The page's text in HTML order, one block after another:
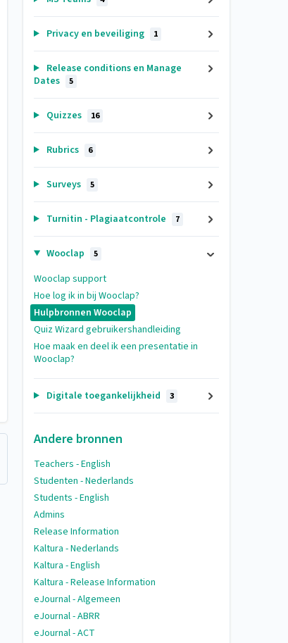
Privacy en beveiliging 1
Release conditions en Manage
Dates
5
Quizzes 16
Rubrics 6
Surveys 5
Turnitin - Plagiaatcontrole 7
Wooclap 5
Wooclap support
Hoe log ik in bij Wooclap?
Hulpbronnen Wooclap
Quiz Wizard gebruikershandleiding
Hoe maak en deel ik een presentatie in
Wooclap?
Digitale toegankelijkheid 3
Andere bronnen
Teachers - English
Studenten - Nederlands
Students - English
Admins
Release Information
Kaltura - Nederlands
Kaltura - English
Kaltura - Release Information
eJournal - Algemeen
eJournal - ABRR
eJournal - ACT